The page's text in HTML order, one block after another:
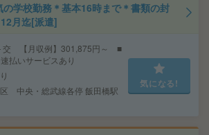
学校勤務＊基本16時まで＊書類の封
月迄[派遣]
交 【月収例】301,875円～ ■
払いサービスあり
中央・総武線各停 飯田橋駅
気になる!